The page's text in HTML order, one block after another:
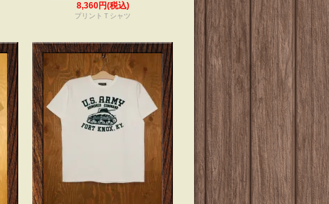
8,360円(税込)
プリントＴシャツ